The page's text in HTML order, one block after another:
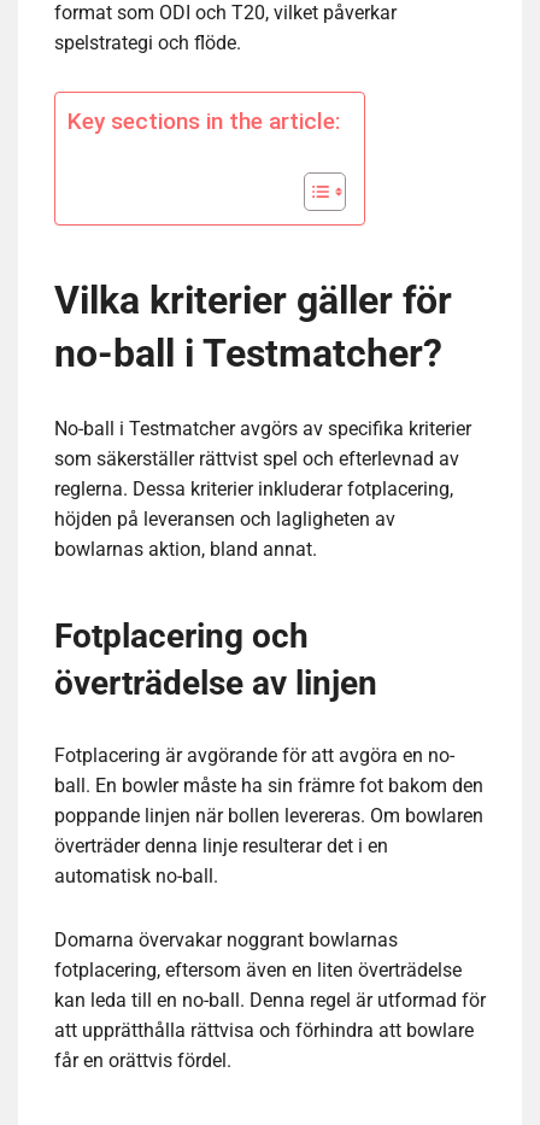
format som ODI och T20, vilket påverkar
spelstrategi och flöde.
Key sections in the article:
Vilka kriterier gäller för
no-ball i Testmatcher?
No-ball i Testmatcher avgörs av specifika kriterier
som säkerställer rättvist spel och efterlevnad av
reglerna. Dessa kriterier inkluderar fotplacering,
höjden på leveransen och lagligheten av
bowlarnas aktion, bland annat.
Fotplacering och
överträdelse av linjen
Fotplacering är avgörande för att avgöra en no-
ball. En bowler måste ha sin främre fot bakom den
poppande linjen när bollen levereras. Om bowlaren
överträder denna linje resulterar det i en
automatisk no-ball.
Domarna övervakar noggrant bowlarnas
fotplacering, eftersom även en liten överträdelse
kan leda till en no-ball. Denna regel är utformad för
att upprätthålla rättvisa och förhindra att bowlare
får en orättvis fördel.